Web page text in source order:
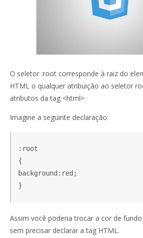
O seletor :root corresponde à raiz do
HTML o qualquer atribuição ao seletor
atributos da tag <html>
Imagine a seguinte declaração:
:root
{
background:red;
Assim você poderia trocar a cor de fundo
sem precisar declarar a tag HTML.